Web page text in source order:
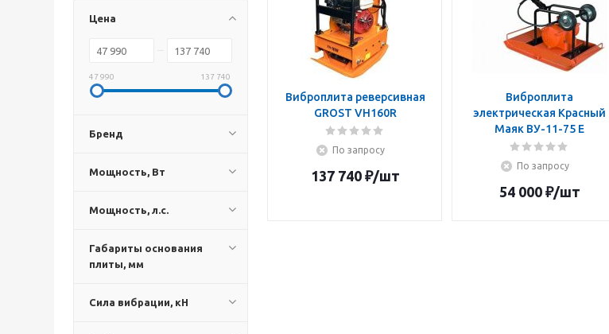
Цена
47 990 137 740
Бренд
Мощность, Вт
Мощность, л.с.
Габариты основания
плиты, мм
Сила вибрации, кН
Виброплита реверсивная
GROST VH160R
По запросу
137 740₽/шт
Виброплита
электрическая Красный
Маяк ВУ-11-75 Е
По запросу
54 000₽/шт